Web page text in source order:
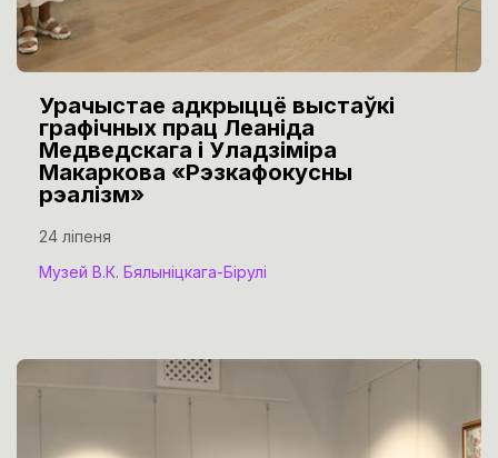
Урачыстае адкрыццё выстаўкі
графічных прац Леаніда
Медведскага і Уладзіміра
Макаркова «Рэзкафокусны
рэалізм»
24 ліпеня
Музей В.К. Бялыніцкага-Бірулі